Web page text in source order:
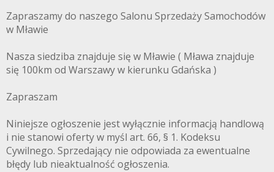
Zapraszamy do naszego Salonu Sprzedaży Samochodów
w Mławie
Nasza siedziba znajduje się w Mławie ( Mława znajduje
się 100km od Warszawy w kierunku Gdańska )
Zapraszam
Niniejsze ogłoszenie jest wyłącznie informacją handlową
i nie stanowi oferty w myśl art. 66, § 1. Kodeksu
Cywilnego. Sprzedający nie odpowiada za ewentualne
błędy lub nieaktualność ogłoszenia.